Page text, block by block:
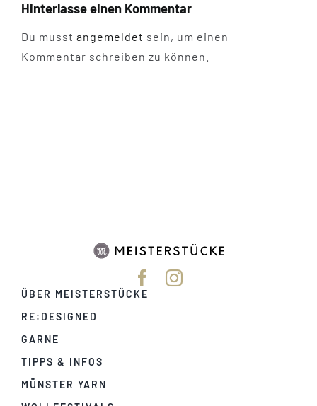
Hinterlasse einen Kommentar
Du musst angemeldet sein, um einen
Kommentar schreiben zu können.
ÜBER MEISTERSTÜCKE
RE:DESIGNED
GARNE
TIPPS & INFOS
MÜNSTER YARN